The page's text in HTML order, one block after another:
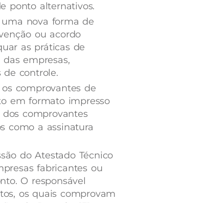
ponto alternativos.
uma nova forma de
ou acordo
as práticas de
empresas,
controle.
comprovantes de
em formato impresso
comprovantes
como a assinatura
do Atestado Técnico
fabricantes ou
O responsável
os quais comprovam